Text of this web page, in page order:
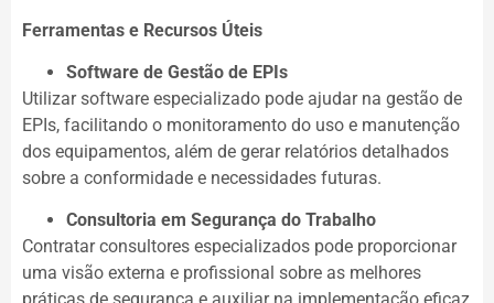
Ferramentas e Recursos Úteis
Software de Gestão de EPIs
Utilizar software especializado pode ajudar na gestão de
EPIs, facilitando o monitoramento do uso e manutenção
dos equipamentos, além de gerar relatórios detalhados
sobre a conformidade e necessidades futuras.
Consultoria em Segurança do Trabalho
Contratar consultores especializados pode proporcionar
uma visão externa e profissional sobre as melhores